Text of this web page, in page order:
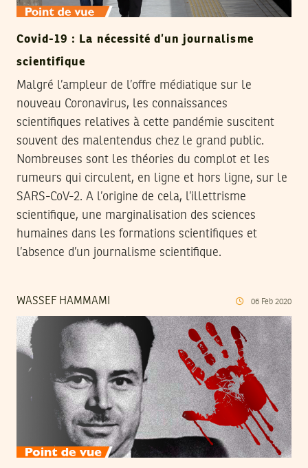
Covid-19 : La nécessité d’un journalisme
scientifique
Malgré l’ampleur de l’offre médiatique sur le
nouveau Coronavirus, les connaissances
scientifiques relatives à cette pandémie suscitent
souvent des malentendus chez le grand public.
Nombreuses sont les théories du complot et les
rumeurs qui circulent, en ligne et hors ligne, sur le
SARS-CoV-2. A l’origine de cela, l’illettrisme
scientifique, une marginalisation des sciences
humaines dans les formations scientifiques et
l’absence d’un journalisme scientifique.
WASSEF HAMMAMI 06 Feb 2020